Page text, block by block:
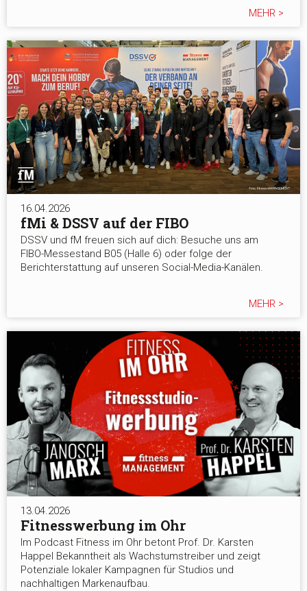
MEHR >
16.04.2026
fMi & DSSV auf der FIBO
DSSV und fM freuen sich auf dich: Besuche uns am
FIBO-Messestand B05 (Halle 6) oder folge der
Berichterstattung auf unseren Social-Media-Kanälen.
MEHR >
13.04.2026
Fitnesswerbung im Ohr
Im Podcast Fitness im Ohr betont Prof. Dr. Karsten
Happel Bekanntheit als Wachstumstreiber und zeigt
Potenziale lokaler Kampagnen für Studios und
nachhaltigen Markenaufbau.